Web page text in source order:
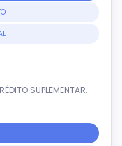
SUPLEMENTAR.